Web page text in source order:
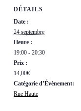
DÉTAILS
Date :
24 septembre
Heure :
19:00 - 20:30
Prix :
14,00€
Catégorie d’Évènement:
Rue Haute